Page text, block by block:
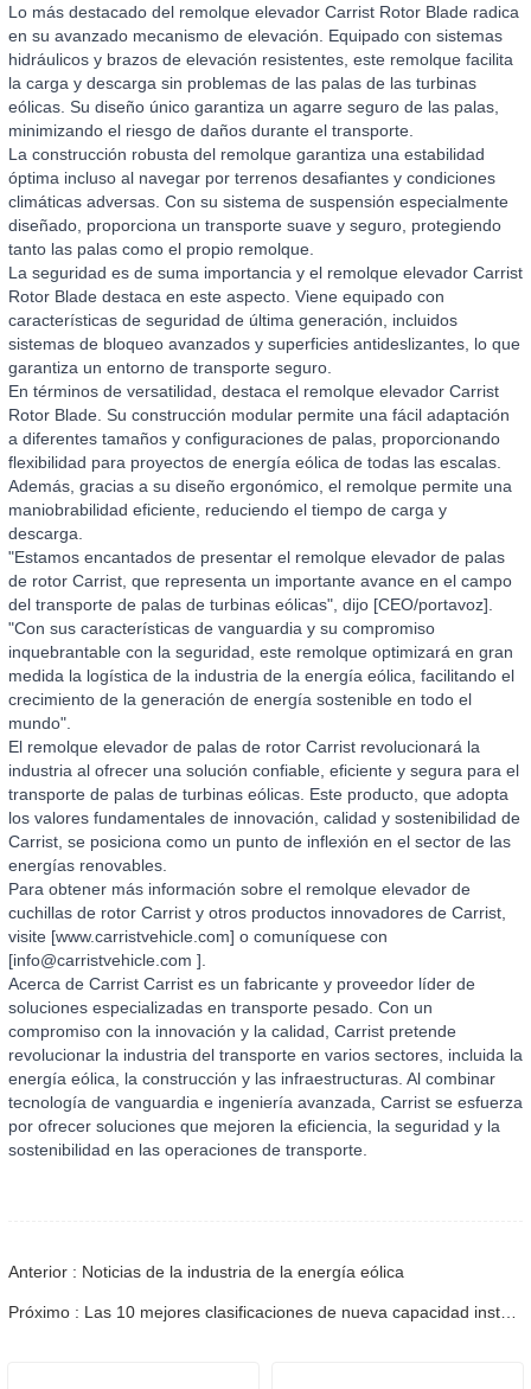
Lo más destacado del remolque elevador Carrist Rotor Blade radica
en su avanzado mecanismo de elevación. Equipado con sistemas
hidráulicos y brazos de elevación resistentes, este remolque facilita
la carga y descarga sin problemas de las palas de las turbinas
eólicas. Su diseño único garantiza un agarre seguro de las palas,
minimizando el riesgo de daños durante el transporte.
La construcción robusta del remolque garantiza una estabilidad
óptima incluso al navegar por terrenos desafiantes y condiciones
climáticas adversas. Con su sistema de suspensión especialmente
diseñado, proporciona un transporte suave y seguro, protegiendo
tanto las palas como el propio remolque.
La seguridad es de suma importancia y el remolque elevador Carrist
Rotor Blade destaca en este aspecto. Viene equipado con
características de seguridad de última generación, incluidos
sistemas de bloqueo avanzados y superficies antideslizantes, lo que
garantiza un entorno de transporte seguro.
En términos de versatilidad, destaca el remolque elevador Carrist
Rotor Blade. Su construcción modular permite una fácil adaptación
a diferentes tamaños y configuraciones de palas, proporcionando
flexibilidad para proyectos de energía eólica de todas las escalas.
Además, gracias a su diseño ergonómico, el remolque permite una
maniobrabilidad eficiente, reduciendo el tiempo de carga y
descarga.
"Estamos encantados de presentar el remolque elevador de palas
de rotor Carrist, que representa un importante avance en el campo
del transporte de palas de turbinas eólicas", dijo [CEO/portavoz].
"Con sus características de vanguardia y su compromiso
inquebrantable con la seguridad, este remolque optimizará en gran
medida la logística de la industria de la energía eólica, facilitando el
crecimiento de la generación de energía sostenible en todo el
mundo".
El remolque elevador de palas de rotor Carrist revolucionará la
industria al ofrecer una solución confiable, eficiente y segura para el
transporte de palas de turbinas eólicas. Este producto, que adopta
los valores fundamentales de innovación, calidad y sostenibilidad de
Carrist, se posiciona como un punto de inflexión en el sector de las
energías renovables.
Para obtener más información sobre el remolque elevador de
cuchillas de rotor Carrist y otros productos innovadores de Carrist,
visite [www.carristvehicle.com] o comuníquese con
[info@carristvehicle.com ].
Acerca de Carrist Carrist es un fabricante y proveedor líder de
soluciones especializadas en transporte pesado. Con un
compromiso con la innovación y la calidad, Carrist pretende
revolucionar la industria del transporte en varios sectores, incluida la
energía eólica, la construcción y las infraestructuras. Al combinar
tecnología de vanguardia e ingeniería avanzada, Carrist se esfuerza
por ofrecer soluciones que mejoren la eficiencia, la seguridad y la
sostenibilidad en las operaciones de transporte.
Anterior : Noticias de la industria de la energía eólica
Próximo : Las 10 mejores clasificaciones de nueva capacidad instalada para los fabricantes mundiales de turbinas eólicas